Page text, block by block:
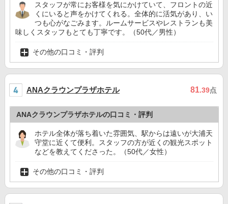
スタッフが常にお客様を気にかけていて、フロントの近
くにいると声をかけてくれる。全体的に活気があり、い
つも心がなごみます。ルームサービスやレストランも美
味しくスタッフもとても丁寧です。（50代／男性）
その他の口コミ・評判
ANAクラウンプラザホテル 81.39点
ANAクラウンプラザホテルの口コミ・評判
ホテル全体が落ち着いた雰囲気、駅からは遠いが大浦天
守堂に近くて便利。スタッフの方が近くの観光スポット
などを教えてくださった。（50代／女性）
その他の口コミ・評判